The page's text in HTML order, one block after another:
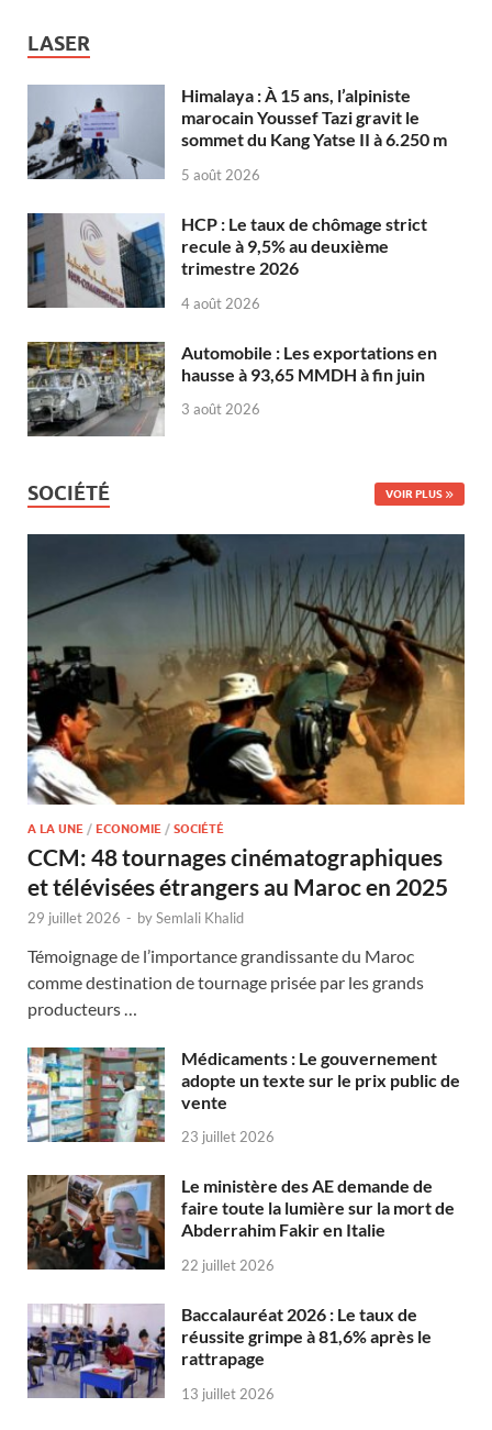
LASER
Himalaya : À 15 ans, l’alpiniste
marocain Youssef Tazi gravit le
sommet du Kang Yatse II à 6.250 m
5 août 2026
HCP : Le taux de chômage strict
recule à 9,5% au deuxième
trimestre 2026
4 août 2026
Automobile : Les exportations en
hausse à 93,65 MMDH à fin juin
3 août 2026
SOCIÉTÉ VOIR PLUS
A LA UNE / ECONOMIE / SOCIÉTÉ
CCM: 48 tournages cinématographiques
et télévisées étrangers au Maroc en 2025
29 juillet 2026 - bySemlali Khalid
Témoignage de l’importance grandissante du Maroc
comme destination de tournage prisée par les grands
producteurs …
Médicaments : Le gouvernement
adopte un texte sur le prix public de
vente
23 juillet 2026
Le ministère des AE demande de
faire toute la lumière sur la mort de
Abderrahim Fakir en Italie
22 juillet 2026
Baccalauréat 2026 : Le taux de
réussite grimpe à 81,6% après le
rattrapage
13 juillet 2026